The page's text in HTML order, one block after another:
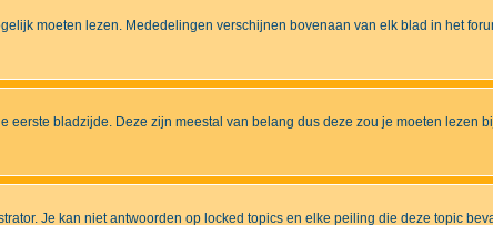
moeten lezen. Mededelingen verschijnen bovenaan van elk blad in het
bladzijde. Deze zijn meestal van belang dus deze zou je moeten lezen
Je kan niet antwoorden op locked topics en elke peiling die deze topic